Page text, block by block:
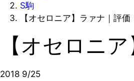
S駒
【オセロニア】ラァナ｜評
【オセロニ
2018 9/25